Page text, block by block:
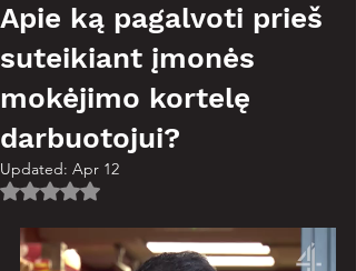
Apie ką pagalvoti prieš
suteikiant įmonės
mokėjimo kortelę
darbuotojui?
Updated: Apr 12
Rated NaN out of 5 stars.